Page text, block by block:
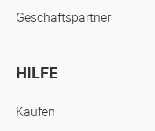
Geschäftspartner
HILFE
Kaufen